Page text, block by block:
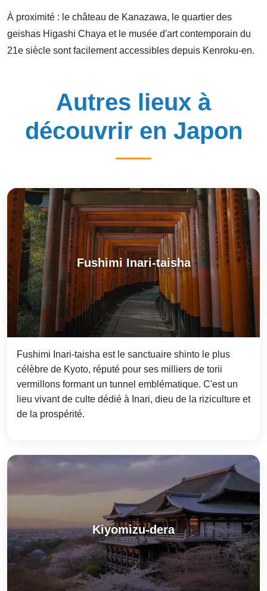
À proximité : le château de Kanazawa, le quartier des
geishas Higashi Chaya et le musée d'art contemporain du
21e siècle sont facilement accessibles depuis Kenroku-en.
Autres lieux à
découvrir en Japon
Fushimi Inari-taisha
Fushimi Inari-taisha est le sanctuaire shinto le plus
célèbre de Kyoto, réputé pour ses milliers de torii
vermillons formant un tunnel emblématique. C'est un
lieu vivant de culte dédié à Inari, dieu de la riziculture et
de la prospérité.
Kiyomizu-dera